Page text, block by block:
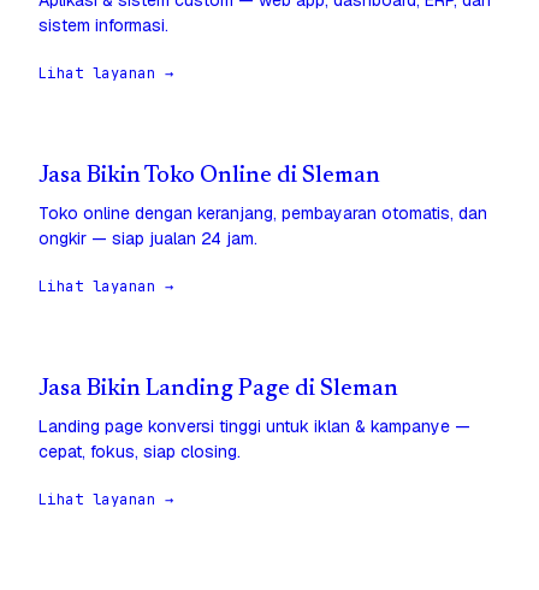
sistem informasi.
Lihat layanan →
Jasa Bikin Toko Online di Sleman
Toko online dengan keranjang, pembayaran otomatis, dan
ongkir — siap jualan 24 jam.
Lihat layanan →
Jasa Bikin Landing Page di Sleman
Landing page konversi tinggi untuk iklan & kampanye —
cepat, fokus, siap closing.
Lihat layanan →